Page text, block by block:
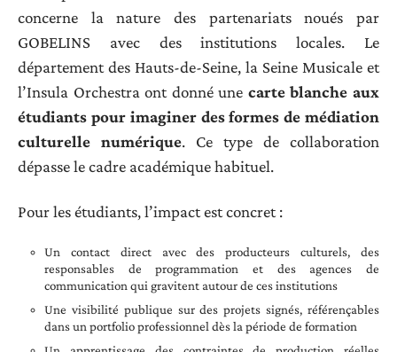
concerne la nature des partenariats noués par
GOBELINS avec des institutions locales. Le
département des Hauts-de-Seine, la Seine Musicale et
l’Insula Orchestra ont donné une carte blanche aux
étudiants pour imaginer des formes de médiation
culturelle numérique. Ce type de collaboration
dépasse le cadre académique habituel.
Pour les étudiants, l’impact est concret :
Un contact direct avec des producteurs culturels, des
responsables de programmation et des agences de
communication qui gravitent autour de ces institutions
Une visibilité publique sur des projets signés, référençables
dans un portfolio professionnel dès la période de formation